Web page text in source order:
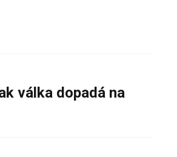
válka dopadá na